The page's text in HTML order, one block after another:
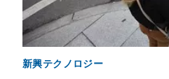
新興テクノロジー